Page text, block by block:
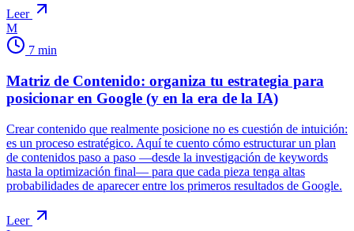
Leer
M
7 min
Matriz de Contenido: organiza tu estrategia para
posicionar en Google (y en la era de la IA)
Crear contenido que realmente posicione no es cuestión de intuición:
es un proceso estratégico. Aquí te cuento cómo estructurar un plan
de contenidos paso a paso —desde la investigación de keywords
hasta la optimización final— para que cada pieza tenga altas
probabilidades de aparecer entre los primeros resultados de Google.
Leer